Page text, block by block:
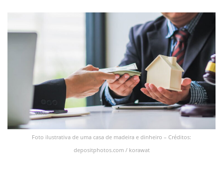
Foto ilustrativa de uma casa de madeira e dinheiro – Créditos:
depositphotos.com / korawat